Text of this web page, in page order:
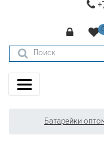
Батарейки